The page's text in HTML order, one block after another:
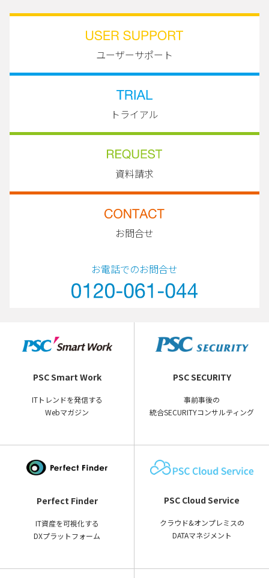
ユーザーサポート
トライアル
資料請求
お問合せ
お電話でのお問合せ
PSC Smart Work
ITトレンドを発信する
Webマガジン
PSC SECURITY
事前事後の
統合SECURITYコンサルティング
Perfect Finder
IT資産を可視化する
DXプラットフォーム
PSC Cloud Service
クラウド&オンプレミスの
DATAマネジメント